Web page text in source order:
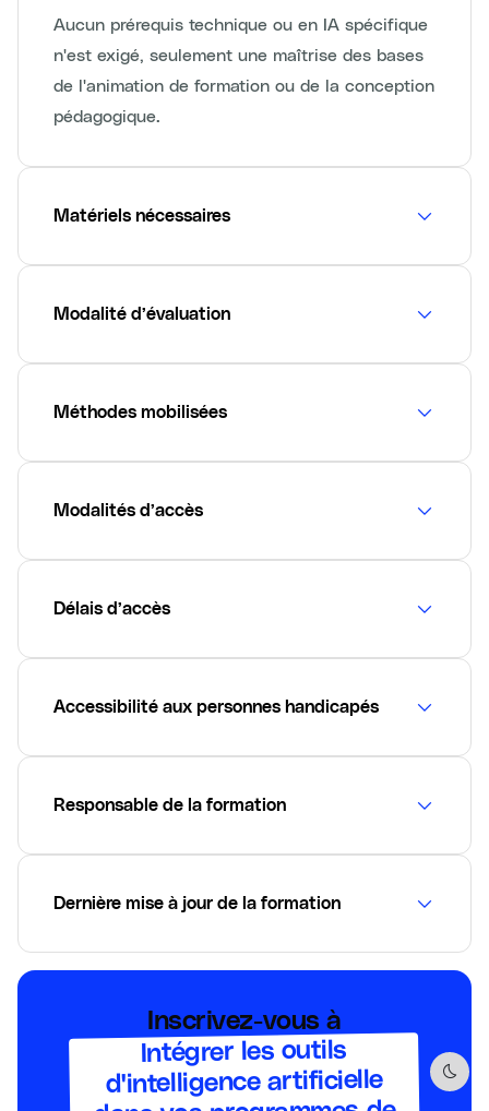
Aucun prérequis technique ou en IA spécifique
n'est exigé, seulement une maîtrise des bases
de l'animation de formation ou de la conception
pédagogique.
Matériels nécessaires
Modalité d’évaluation
Méthodes mobilisées
Modalités d’accès
Délais d’accès
Accessibilité aux personnes handicapés
Responsable de la formation
Dernière mise à jour de la formation
Inscrivez-vous à
Intégrer les outils
d'intelligence artificielle Dark